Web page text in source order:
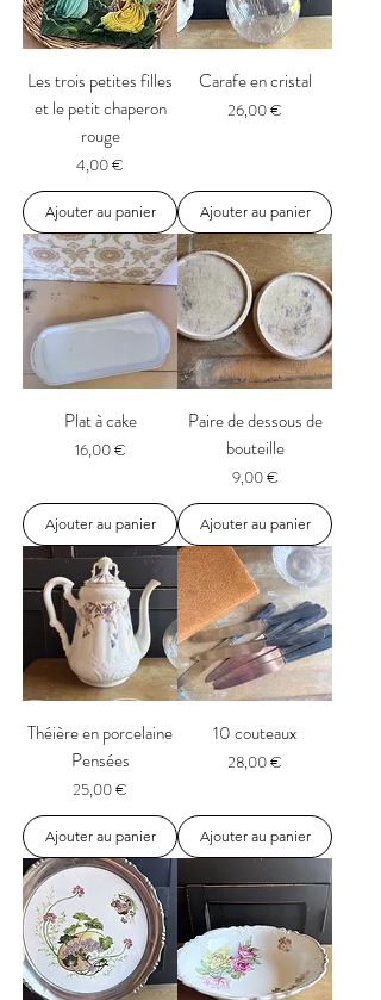
Les trois petites filles
et le petit chaperon
rouge
Prix
4,00 €
Ajouter au panier
Carafe en cristal
Prix
26,00 €
Ajouter au panier
Plat à cake
Prix
16,00 €
Ajouter au panier
Paire de dessous de
bouteille
Prix
9,00 €
Ajouter au panier
Théière en porcelaine
Pensées
Prix
25,00 €
Ajouter au panier
10 couteaux
Prix
28,00 €
Ajouter au panier